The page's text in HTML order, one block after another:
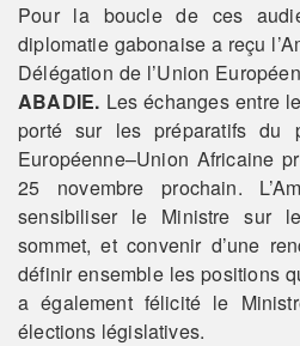
Pour la boucle de ces
diplomatie gabonaise a reçu
Délégation de l’Union
ABADIE. Les échanges entre
porté sur les préparatifs du
Européenne–Union Africaine
25 novembre prochain.
sensibiliser le Ministre sur
sommet, et convenir d’une
définir ensemble les positions
a également félicité le
élections législatives.